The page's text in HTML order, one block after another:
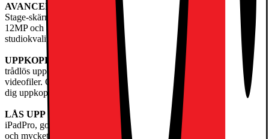
AVANCERADE KAMEROR
– iPadPro har en 12MP Center
Stage-skärmkamera på långsidan och en vidvinkelkamera med
12MP och adaptiv TrueToneblixt. Fyra mikrofoner med
studiokvalitet och ett ljudsystem med fyra högtalare ger fylligt ljud.
UPPKOPPLING
– Wifi 7 med Apple N1 ger snabb och säker
trådlös uppkoppling för överföring av bilder, dokument och stora
videofiler. Och supersnabbt 5G med Apple C1X gör att du kan hålla
dig uppkopplad på fler platser.
LÅS UPP OCH BETALA MED FACEID
– Lås upp din
iPadPro, godkänn betalningar på ett säkert sätt, logga in på appar
och mycket mer – allt med bara ett ögonkast.